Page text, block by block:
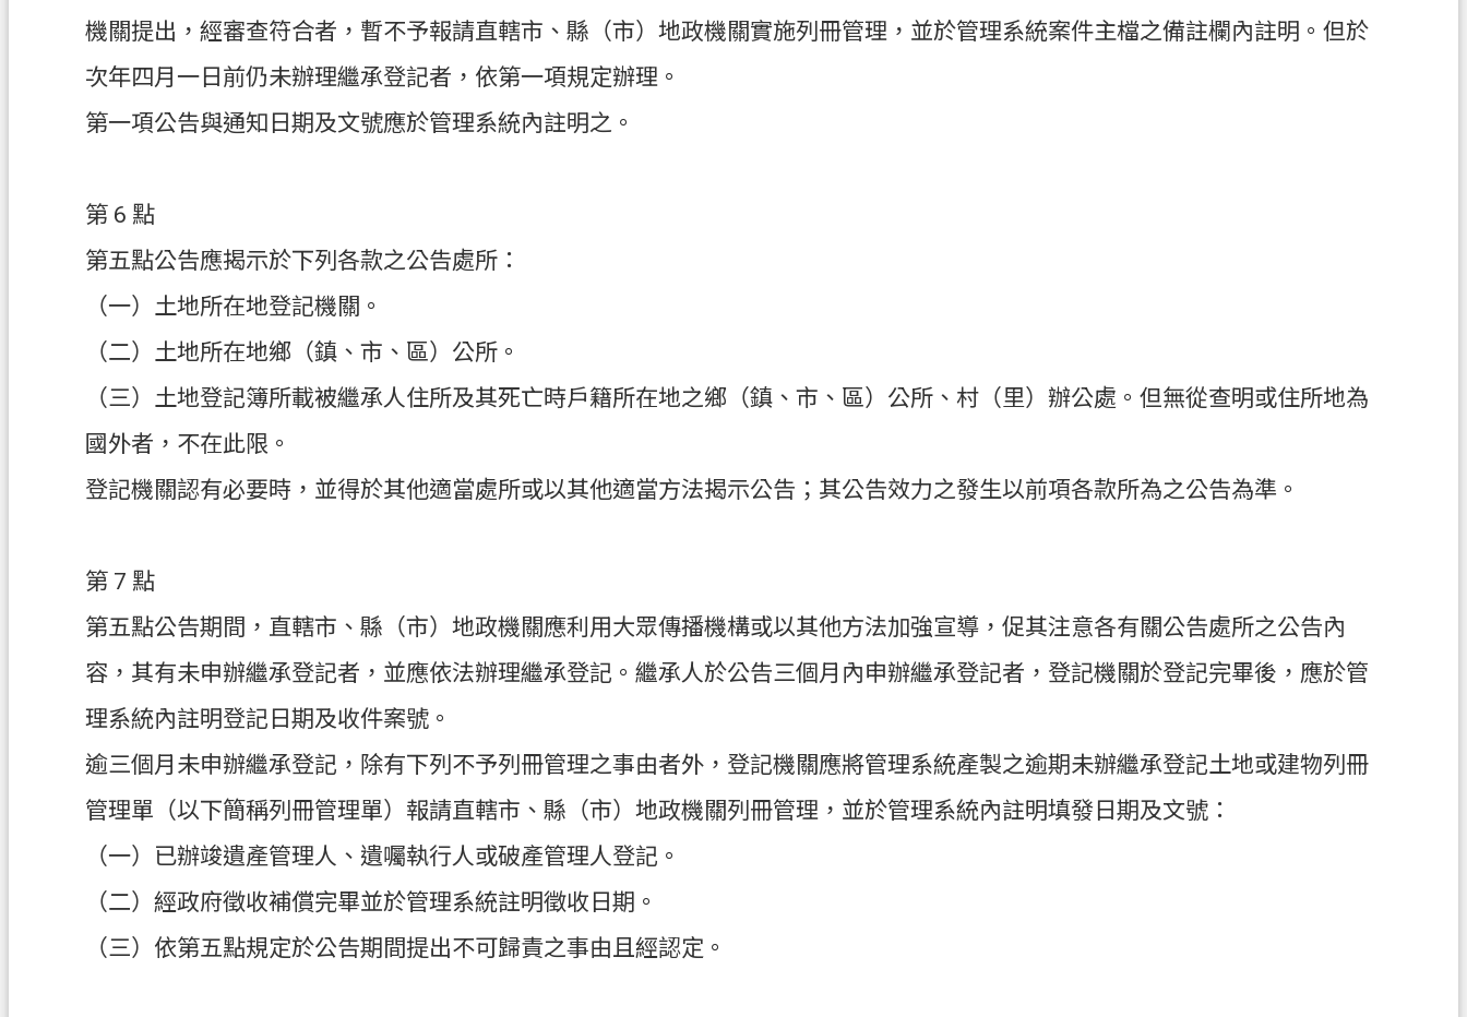
機關提出，經審查符合者，暫不予報請直轄市、縣（市）地政機關實施列冊管理，並於管理系統案件主檔之備註欄內註明。但於
次年四月一日前仍未辦理繼承登記者，依第一項規定辦理。
第一項公告與通知日期及文號應於管理系統內註明之。
第 6 點
第五點公告應揭示於下列各款之公告處所：
（一）土地所在地登記機關。
（二）土地所在地鄉（鎮、市、區）公所。
（三）土地登記簿所載被繼承人住所及其死亡時戶籍所在地之鄉（鎮、市、區）公所、村（里）辦公處。但無從查明或住所地為
國外者，不在此限。
登記機關認有必要時，並得於其他適當處所或以其他適當方法揭示公告；其公告效力之發生以前項各款所為之公告為準。
第 7 點
第五點公告期間，直轄市、縣（市）地政機關應利用大眾傳播機構或以其他方法加強宣導，促其注意各有關公告處所之公告內
容，其有未申辦繼承登記者，並應依法辦理繼承登記。繼承人於公告三個月內申辦繼承登記者，登記機關於登記完畢後，應於管
理系統內註明登記日期及收件案號。
逾三個月未申辦繼承登記，除有下列不予列冊管理之事由者外，登記機關應將管理系統產製之逾期未辦繼承登記土地或建物列冊
管理單（以下簡稱列冊管理單）報請直轄市、縣（市）地政機關列冊管理，並於管理系統內註明填發日期及文號：
（一）已辦竣遺產管理人、遺囑執行人或破產管理人登記。
（二）經政府徵收補償完畢並於管理系統註明徵收日期。
（三）依第五點規定於公告期間提出不可歸責之事由且經認定。